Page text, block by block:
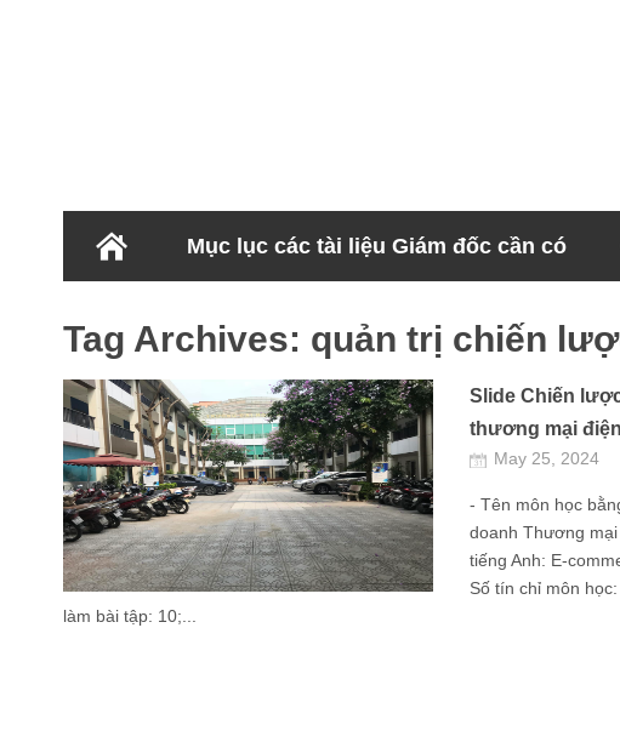
Mục lục các tài liệu Giám đốc cần có
Tag Archives: quản trị chiến
Slide Chiến
thương mại
May 25, 2024
- Tên môn học
doanh Thương
tiếng Anh: E-
Số tín chỉ môn
làm bài tập: 10;...